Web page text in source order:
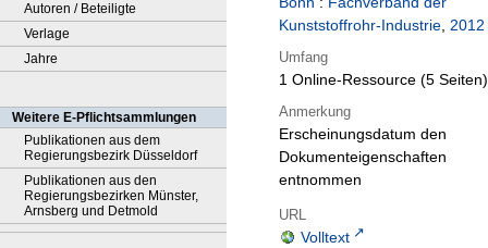
Autoren / Beteiligte
Verlage
Jahre
Weitere E-Pflichtsammlungen
Publikationen aus dem
Regierungsbezirk Düsseldorf
Publikationen aus den
Regierungsbezirken Münster,
Arnsberg und Detmold
Kunststoffrohr-Industrie, 2012
Umfang
1 Online-Ressource (5 Seiten)
Anmerkung
Erscheinungsdatum den
Dokumenteigenschaften
entnommen
URL
Volltext